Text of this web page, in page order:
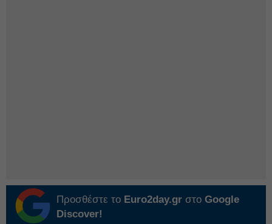
Προσθέστε το Euro2day.gr στο Google
Discover!